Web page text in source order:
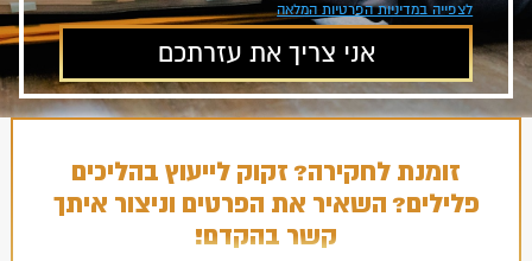
לצפייה במדיניות הפרטיות המלאה
זומנת לחקירה? זקוק לייעוץ בהליכים
פלילים? השאיר את הפרטים וניצור איתך
קשר בהקדם!